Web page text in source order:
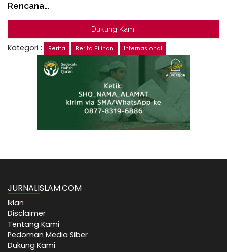
Rencana…
Dukung Kami
Kategori : Berita Berita Pilihan Internasional
JURNALISLAM.COM
Iklan
Disclaimer
Tentang Kami
Pedoman Media Siber
Dukung Kami